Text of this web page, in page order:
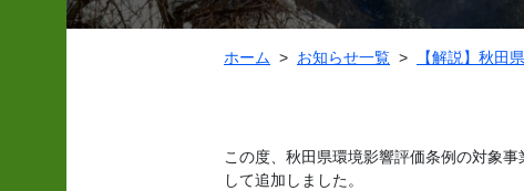
ホーム お知らせ一覧 【解説】秋田
この度、秋田県環境影響評価条例の対象
して追加しました。